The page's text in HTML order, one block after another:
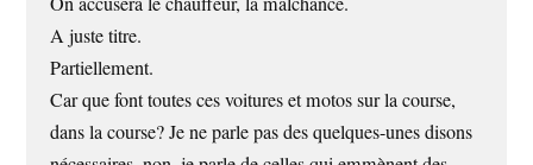
A juste titre.
Partiellement.
Car que font toutes ces voitures et motos sur la course,
dans la course? Je ne parle pas des quelques-unes disons